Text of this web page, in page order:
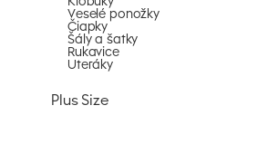
Veselé ponožky
Čiapky
Šály a šatky
Rukavice
Uteráky
Plus Size